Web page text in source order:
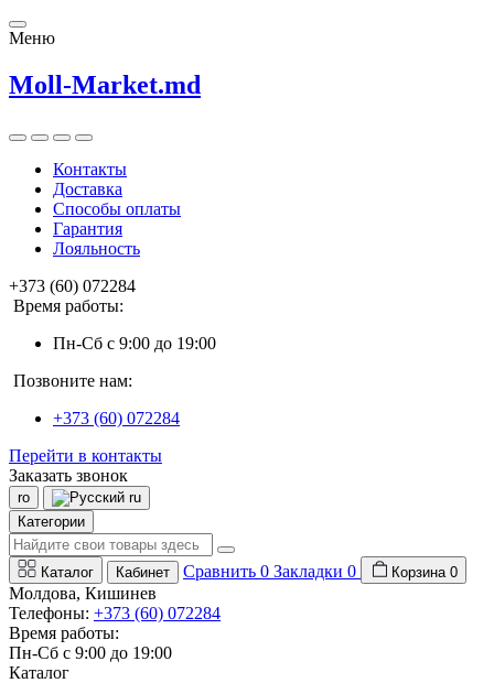
Меню
Moll-Market.md
Контакты
Доставка
Способы оплаты
Гарантия
Лояльность
+373 (60) 072284
Время работы:
Пн-Сб с 9:00 до 19:00
Позвоните нам:
+373 (60) 072284
Перейти в контакты
Заказать звонок
ro
ru
Категории
Каталог Кабинет Сравнить 0 Закладки 0 Корзина 0
Молдова, Кишинев
Телефоны: +373 (60) 072284
Время работы:
Пн-Сб с 9:00 до 19:00
Каталог